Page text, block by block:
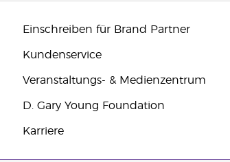
Einschreiben für Brand Partner
Kundenservice
Veranstaltungs- & Medienzentrum
D. Gary Young Foundation
Karriere